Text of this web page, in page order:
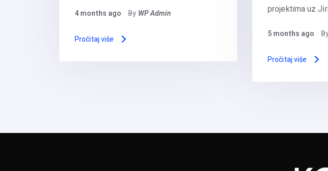
4 months ago By WP Admin
Pročitaj više
projektima uz
5 months ago
Pročitaj više